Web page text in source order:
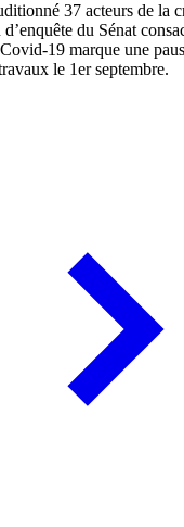
37 acteurs de la
du Sénat
19 marque une
le 1er septembre.